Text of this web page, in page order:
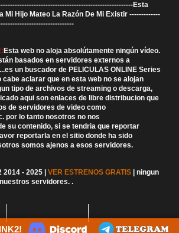
Esta
Mi Hijo Mateo La Razón De Mi Existir -------------
Esta web no aloja absolútamente ningún vídeo.
basados en servidores externos a
un buscador de PELICULAS ONLINE Series
cabe aclarar que en esta web no se alojan
tipo de archivos de streaming o descarga,
aqui son enlaces de libre distribucion que
de servidores de video como
por lo tanto nosotros no nos
su contenido, si se tendria que reportar
reportarla en el sitio donde ha sido
somos ajenos a esos servidores.
- 2025 | VER ESTRENOS GRATIS | ningun
servidores. .